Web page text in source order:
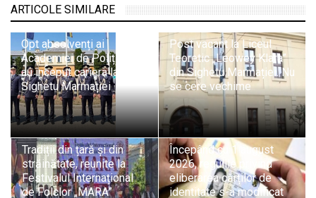
ARTICOLE SIMILARE
Opt absolvenți ai
Academiei de Poliție și-
au început cariera la ITPF
Sighetu Marmației
Post vacant la Liceul
Teoretic „Leowey Klara”
din Sighetu Marmației. Nu
se cere vechime
Tradiții din țară și din
străinătate, reunite la
Festivalul Internațional
de Folclor „MARA”
Începând cu 1 august
2026, regulile privind
eliberarea cărților de
identitate s-a modificat